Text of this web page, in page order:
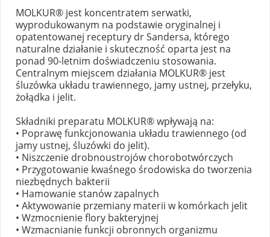
MOLKUR® jest koncentratem serwatki,
wyprodukowanym na podstawie oryginalnej i
opatentowanej receptury dr Sandersa, którego
naturalne działanie i skuteczność oparta jest na
ponad 90-letnim doświadczeniu stosowania.
Centralnym miejscem działania MOLKUR® jest
śluzówka układu trawiennego, jamy ustnej, przełyku,
żołądka i jelit.
Składniki preparatu MOLKUR® wpływają na:
• Poprawę funkcjonowania układu trawiennego (od
jamy ustnej, śluzówki do jelit).
• Niszczenie drobnoustrojów chorobotwórczych
• Przygotowanie kwaśnego środowiska do tworzenia
niezbędnych bakterii
• Hamowanie stanów zapalnych
• Aktywowanie przemiany materii w komórkach jelit
• Wzmocnienie flory bakteryjnej
• Wzmacnianie funkcji obronnych organizmu